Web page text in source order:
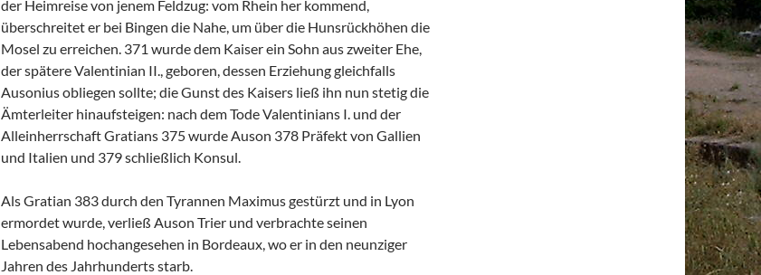
der Heimreise von jenem Feldzug: vom Rhein her kommend,
überschreitet er bei Bingen die Nahe, um über die Hunsrückhöhen die
Mosel zu erreichen. 371 wurde dem Kaiser ein Sohn aus zweiter Ehe,
der spätere Valentinian II., geboren, dessen Erziehung gleichfalls
Ausonius obliegen sollte; die Gunst des Kaisers ließ ihn nun stetig die
Ämterleiter hinaufsteigen: nach dem Tode Valentinians I. und der
Alleinherrschaft Gratians 375 wurde Auson 378 Präfekt von Gallien
und Italien und 379 schließlich Konsul.
Als Gratian 383 durch den Tyrannen Maximus gestürzt und in Lyon
ermordet wurde, verließ Auson Trier und verbrachte seinen
Lebensabend hochangesehen in Bordeaux, wo er in den neunziger
Jahren des Jahrhunderts starb.